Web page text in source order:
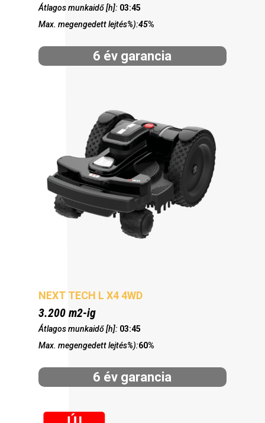
Átlagos munkaidő [h]: 03:45
Max. megengedett lejtés%):45%
6 év garancia
NEXT TECH L X4 4WD
3.200 m2-ig
Átlagos munkaidő [h]: 03:45
Max. megengedett lejtés%):60%
6 év garancia